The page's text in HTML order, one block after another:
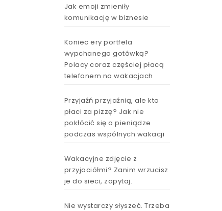
Jak emoji zmieniły
komunikację w biznesie
Koniec ery portfela
wypchanego gotówką?
Polacy coraz częściej płacą
telefonem na wakacjach
Przyjaźń przyjaźnią, ale kto
płaci za pizzę? Jak nie
pokłócić się o pieniądze
podczas wspólnych wakacji
Wakacyjne zdjęcie z
przyjaciółmi? Zanim wrzucisz
je do sieci, zapytaj.
Nie wystarczy słyszeć. Trzeba